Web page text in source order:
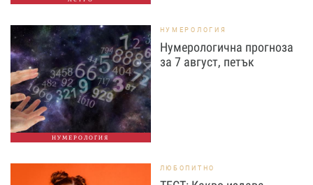
НУМЕРОЛОГИЯ
НУМЕРОЛОГИЯ
Нумерологична прогноза
за 7 август, петък
ЛЮБОПИТНО